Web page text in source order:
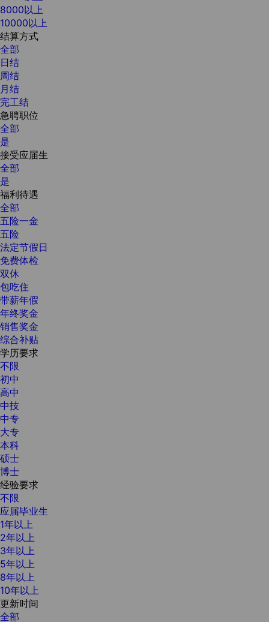
8000以上
10000以上
结算方式
全部
日结
周结
月结
完工结
急聘职位
全部
是
接受应届生
全部
是
福利待遇
全部
五险一金
五险
法定节假日
免费体检
双休
包吃住
带薪年假
年终奖金
销售奖金
综合补贴
学历要求
不限
初中
高中
中技
中专
大专
本科
硕士
博士
经验要求
不限
应届毕业生
1年以上
2年以上
3年以上
5年以上
8年以上
10年以上
更新时间
全部